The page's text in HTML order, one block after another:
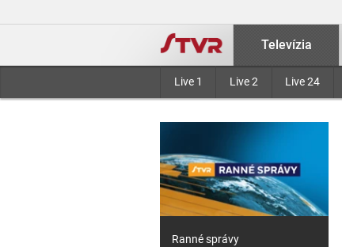
Televízia
Live 1 Live 2 Live 24
Ranné správy